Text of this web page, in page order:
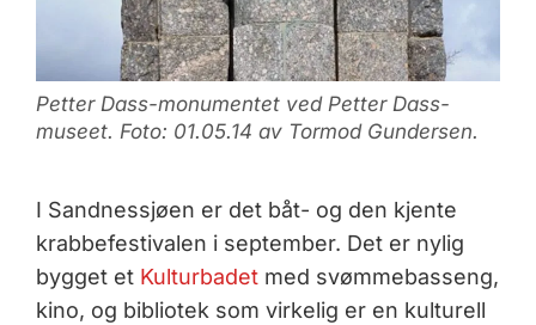
Petter Dass-monumentet ved Petter Dass-
museet. Foto: 01.05.14 av Tormod Gundersen.
I Sandnessjøen er det båt- og den kjente
krabbefestivalen i september. Det er nylig
bygget et Kulturbadetmed svømmebasseng,
kino, og bibliotek som virkelig er en kulturell